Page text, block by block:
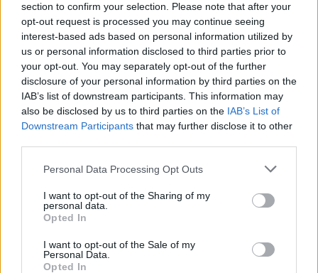
section to confirm your selection. Please note that after your
opt-out request is processed you may continue seeing
interest-based ads based on personal information utilized by
us or personal information disclosed to third parties prior to
your opt-out. You may separately opt-out of the further
disclosure of your personal information by third parties on the
IAB’s list of downstream participants. This information may
also be disclosed by us to third parties on the IAB’s List of
Downstream Participants that may further disclose it to other
Personal Data Processing Opt Outs
I want to opt-out of the Sharing of my
personal data.
Opted In
I want to opt-out of the Sale of my
Personal Data.
Opted In
Καλλιτεχνική εκπαίδευση:
Ετοιμάζεται Ανώτατη Σχολή
Παραστατικών Τεχνών
Και ισοτίμηση τίτλων των καλλιτεχνικών
σχολών με ΤΕΙ
Ναταλία Πετρίτη
03.10.2023